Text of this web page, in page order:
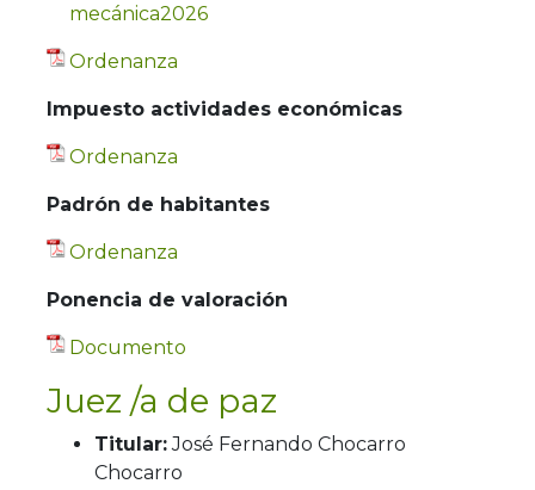
mecánica2026
Ordenanza
Impuesto actividades económicas
Ordenanza
Padrón de habitantes
Ordenanza
Ponencia de valoración
Documento
Juez /a de paz
Titular:José Fernando Chocarro
Chocarro